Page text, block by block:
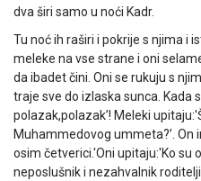
dva širi samo u noći Kadr.
Tu noć ih raširi i pokrije s njima i
meleke na vse strane i oni
da ibadet čini. Oni se rukuju s
traje sve do izlaska sunca. Kada
polazak,polazak’! Meleki
Muhammedovog ummeta?’. On
osim četverici.'Oni upitaju:'Ko su
neposlušnik i nezahvalnik